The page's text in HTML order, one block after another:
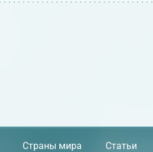
Страны мира Статьи